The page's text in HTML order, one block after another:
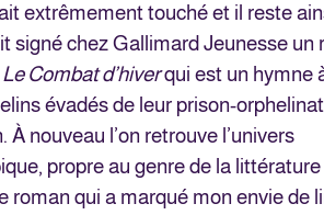
extrêmement touché et il reste
signé chez Gallimard Jeunesse un
Le Combat d’hiverqui est un hymne
évadés de leur prison-
nouveau l’on retrouve l’univers
propre au genre de la littérature
roman qui a marqué mon envie de